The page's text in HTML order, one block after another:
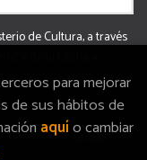
de Cultura, a través
| Grupo
para mejorar
de sus hábitos de
aquío cambiar